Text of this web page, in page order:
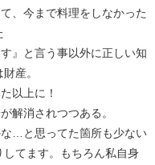
、今まで料理をしなかった
』と言う事以外に正しい知
産。
以上に！
解消されつつある。
…と思ってた箇所も少ない
てます。もちろん私自身